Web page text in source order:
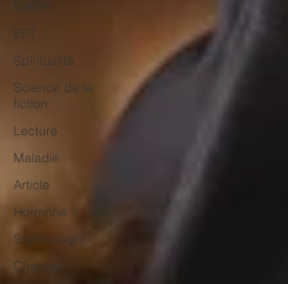
EFT
Spiritualité
Science de la
fiction
Lecture
Maladie
Article
Hormone
Sophrologie
Chartres